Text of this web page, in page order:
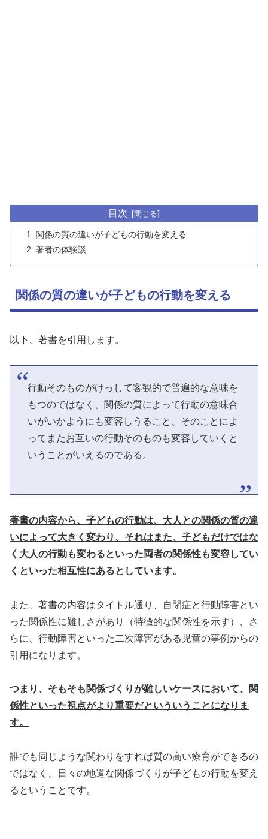
目次
関係の質の違いが子どもの行動を変える
著者の体験談
関係の質の違いが子どもの行動を変える
以下、著書を引用します。
行動そのものがけっして客観的で普遍的な意味を
もつのではなく、関係の質によって行動の意味合
いがいかようにも変容しうること、そのことによ
ってまたお互いの行動そのものも変容していくと
いうことがいえるのである。
著書の内容から、子どもの行動は、大人との関係の質の違
いによって大きく変わり、それはまた、子どもだけではな
く大人の行動も変わるといった両者の関係性も変容してい
くといった相互性にあるとしています。
また、著書の内容はタイトル通り、自閉症と行動障害とい
った関係性に難しさがあり（特徴的な関係性を示す）、さ
らに、行動障害といった二次障害がある児童の事例からの
引用になります。
つまり、そもそも関係づくりが難しいケースにおいて、関
係性といった視点がより重要だといういうことになりま
す。
誰でも同じような関わりをすれば質の高い療育ができるの
ではなく、日々の地道な関係づくりが子どもの行動を変え
るということです。